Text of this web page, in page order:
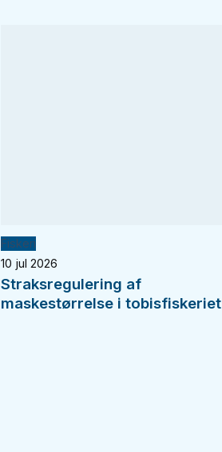
Fiskeri
10 jul 2026
Straksregulering af
maskestørrelse i tobisfiskeriet